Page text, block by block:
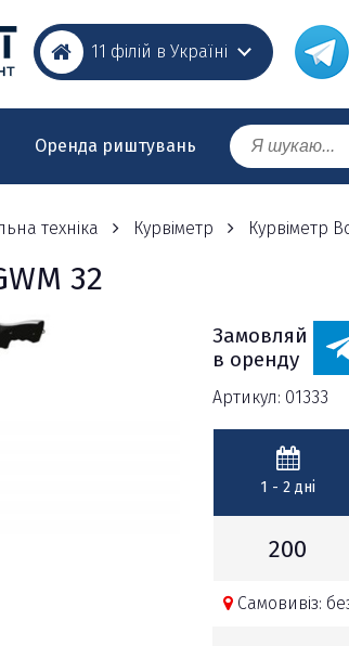
11 філій в Україні
Оренда риштувань
техніка Курвіметр Курвіметр
32
Замовляй
в оренду
Артикул: 01333
1 - 2дні
200
Самовивіз: